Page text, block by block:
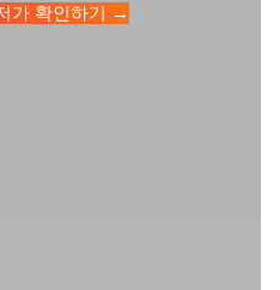
가 확인하기 →